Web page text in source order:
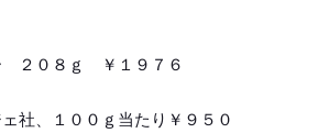
２０８ｇ ￥１９７６
社、１００ｇ当たり￥９５０